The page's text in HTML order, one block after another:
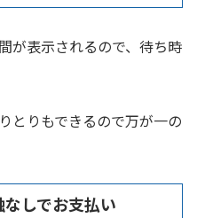
が表示されるので、待ち時
とりもできるので万が一の
しでお支払い